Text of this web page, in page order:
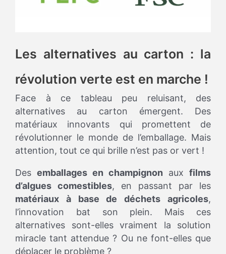
Les alternatives au carton : la
révolution verte est en marche !
Face à ce tableau peu reluisant, des
alternatives au carton émergent. Des
matériaux innovants qui promettent de
révolutionner le monde de l’emballage. Mais
attention, tout ce qui brille n’est pas or vert !
Des emballages en champignon aux films
d’algues comestibles, en passant par les
matériaux à base de déchets agricoles,
l’innovation bat son plein. Mais ces
alternatives sont-elles vraiment la solution
miracle tant attendue ? Ou ne font-elles que
déplacer le problème ?